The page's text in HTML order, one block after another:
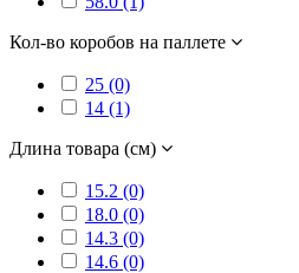
Кол-во коробов на паллете
25 (0)
14 (1)
Длина товара (см)
15.2 (0)
18.0 (0)
14.3 (0)
14.6 (0)